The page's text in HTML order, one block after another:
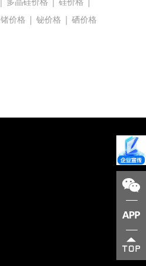
锗价格 | 铋价格 | 硒价格